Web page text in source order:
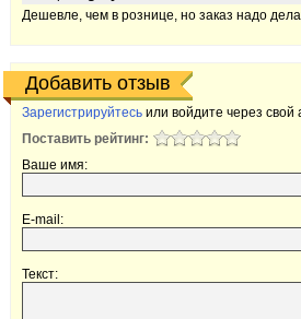
Дешевле, чем в рознице, но заказ надо
Добавить отзыв
Зарегистрируйтесь или войдите через свой
Поставить рейтинг:
Ваше имя:
E-mail:
Текст: